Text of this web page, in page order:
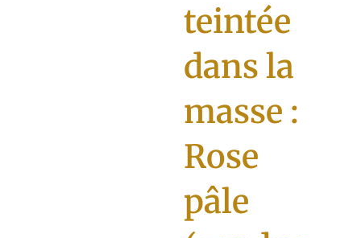
teintée
dans la
masse :
Rose
pâle